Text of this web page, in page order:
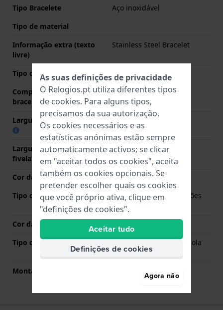
Tipo Bracelete
Aço inoxidável
Tipo de material
Informação extra (texto
livre)
Stainless Steel Bracelet
Tipo de bracelete
Bracelete de elos
Comprimento do pino (da
bracelete)
25 mm
Largura das extremidades 13.3 mm
Largura da bracelete na
fivela
20 mm
Cor da bracelete
Prata
Tipo de Fecho
Fivela butterfly com botões
de pressão
Cor da fivela
Tipo de montagem
Pinos carregados por mola
de liberação rápida
Montagem Reta
As suas definições de privacidade
O Relogios.pt utiliza diferentes tipos
de cookies. Para alguns tipos,
precisamos da sua autorização.
Os cookies necessários e as
estatísticas anónimas estão sempre
automaticamente activos; se clicar
em "aceitar todos os cookies", aceita
também os cookies opcionais. Se
pretender escolher quais os cookies
que você próprio ativa, clique em
"definições de cookies".
Aceitar tudo
Definições de cookies
Agora não